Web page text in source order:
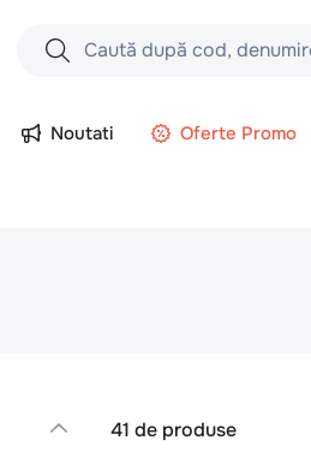
Caută după cod, denumire
Căutări populare
Noutati Oferte Promo
41 de produse